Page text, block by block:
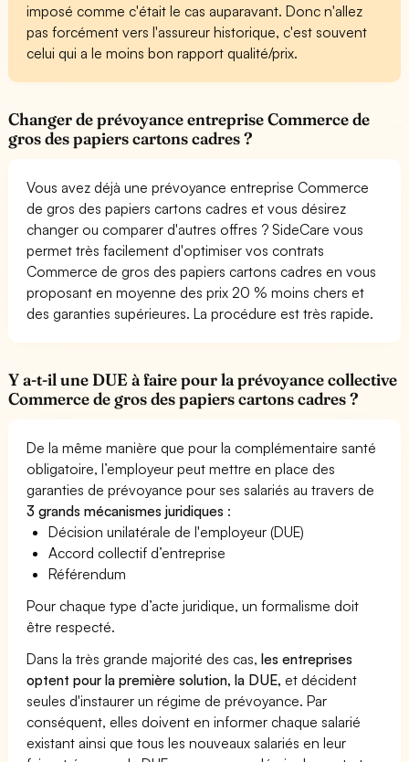
imposé comme c'était le cas auparavant. Donc n'allez
pas forcément vers l'assureur historique, c'est souvent
celui qui a le moins bon rapport qualité/prix.
Changer de prévoyance entreprise Commerce de
gros des papiers cartons cadres ?
Vous avez déjà une prévoyance entreprise Commerce
de gros des papiers cartons cadres et vous désirez
changer ou comparer d'autres offres ? SideCare vous
permet très facilement d'optimiser vos contrats
Commerce de gros des papiers cartons cadres en vous
proposant en moyenne des prix 20 % moins chers et
des garanties supérieures. La procédure est très rapide.
Y a-t-il une DUE à faire pour la prévoyance collective
Commerce de gros des papiers cartons cadres ?
De la même manière que pour la complémentaire santé
obligatoire, l’employeur peut mettre en place des
garanties de prévoyance pour ses salariés au travers de
3 grands mécanismes juridiques :
Décision unilatérale de l'employeur (DUE)
Accord collectif d’entreprise
Référendum
Pour chaque type d’acte juridique, un formalisme doit
être respecté.
Dans la très grande majorité des cas,les entreprises
optent pour la première solution, la DUE, et décident
seules d'instaurer un régime de prévoyance. Par
conséquent, elles doivent en informer chaque salarié
existant ainsi que tous les nouveaux salariés en leur